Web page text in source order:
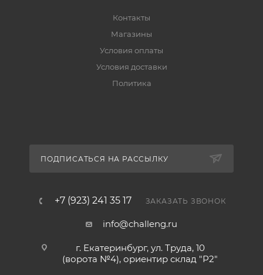
Контакты
Магазины
Условия оплаты
Условия доставки
Политика
ПОДПИСАТЬСЯ НА РАССЫЛКУ
+7 (923) 241 35 17 ЗАКАЗАТЬ ЗВОНОК
info@challeng.ru
г. Екатеринбург, ул. Труда, 10
(ворота №4), ориентир склад "Р2"